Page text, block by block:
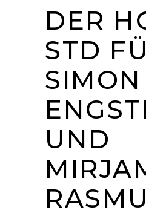
DER
STD
SIMON
UND